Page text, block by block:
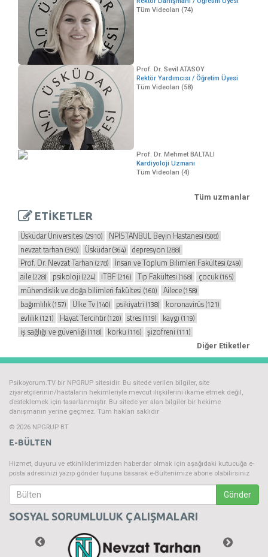
Tüm Videoları (74)
Prof. Dr. Sevil ATASOY
Rektör Yardımcısı / Öğretim Üyesi
Tüm Videoları (58)
Prof. Dr. Mehmet BALTALI
Kardiyoloji Uzmanı
Tüm Videoları (4)
Tüm uzmanlar
ETİKETLER
Üsküdar Üniversitesi (2910) NPİSTANBUL Beyin Hastanesi (508)
nevzat tarhan (390) Üsküdar(364) depresyon(288)
Prof. Dr. Nevzat Tarhan (278) İnsan ve Toplum Bilimleri Fakültesi (249)
aile(228) psikoloji (224) İTBF(216) Tıp Fakültesi(168) çocuk(165)
mühendislik ve doğa bilimleri fakültesi (160) Ailece(158)
bağımlılık(157) Ülke Tv(140) psikiyatri(138) koronavirüs(121)
evlilik(121) Hayat Tercihtir(120) stres(119) kaygı(119)
iş sağlığı ve güvenliği (118) korku (116) şizofreni(111)
Diğer Etiketler
Psikoyorum.TV bir NPGRUP sitesidir. Bu sitede verilen bilgiler, site
ziyaretçilerinin/hastaların hekimleriyle mevcut ilişkilerini ikame etmek değil,
desteklemek için tasarlanmıştır. Bu sitede yer alan bilgiler bir hekime
danışmanın yerine geçmez. Tüm hakları saklıdır
© 2026 NPGRUP BT
E-BÜLTEN
Hizmet, duyuru ve etkinliklerimizden haberdar olmak için aşağıdaki kutucuğa e-
posta adresinizi yazıp gönder tuşuna basarak e-Bültenimize abone olabilirsiniz
Gönder
SOSYAL SORUMLULUK ÇALIŞMALARI